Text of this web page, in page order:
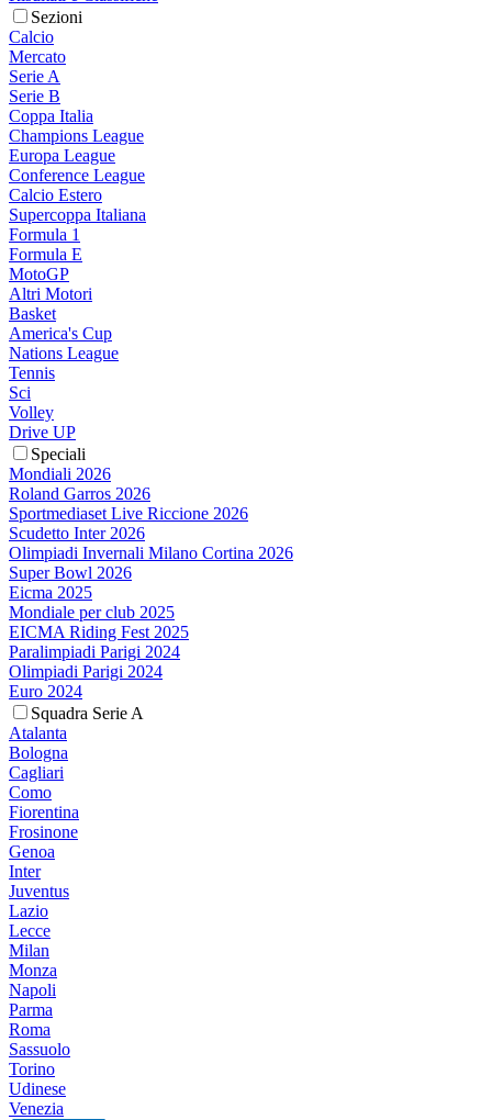
Sezioni
Calcio
Mercato
Serie A
Serie B
Coppa Italia
Champions League
Europa League
Conference League
Calcio Estero
Supercoppa Italiana
Formula 1
Formula E
MotoGP
Altri Motori
Basket
America's Cup
Nations League
Tennis
Sci
Volley
Drive UP
Speciali
Mondiali 2026
Roland Garros 2026
Sportmediaset Live Riccione 2026
Scudetto Inter 2026
Olimpiadi Invernali Milano Cortina 2026
Super Bowl 2026
Eicma 2025
Mondiale per club 2025
EICMA Riding Fest 2025
Paralimpiadi Parigi 2024
Olimpiadi Parigi 2024
Euro 2024
Squadra Serie A
Atalanta
Bologna
Cagliari
Como
Fiorentina
Frosinone
Genoa
Inter
Juventus
Lazio
Lecce
Milan
Monza
Napoli
Parma
Roma
Sassuolo
Torino
Udinese
Venezia